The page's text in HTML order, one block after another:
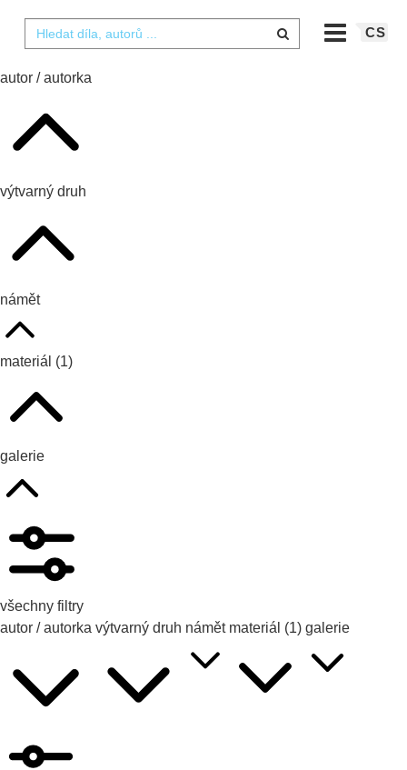
CS
autor / autorka
výtvarný druh
námět
materiál (1)
galerie
všechny filtry
autor / autorka výtvarný druh námět materiál (1) galerie